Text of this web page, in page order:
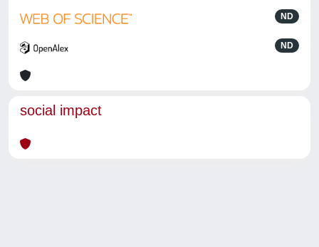
ND
ND
social impact